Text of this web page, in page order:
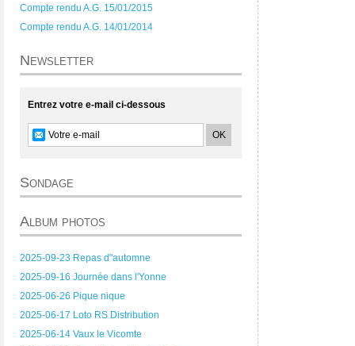
Compte rendu A.G. 15/01/2015
Compte rendu A.G. 14/01/2014
Newsletter
Entrez votre e-mail ci-dessous
Sondage
Album photos
2025-09-23 Repas d"automne
2025-09-16 Journée dans l'Yonne
2025-06-26 Pique nique
2025-06-17 Loto RS Distribution
2025-06-14 Vaux le Vicomte